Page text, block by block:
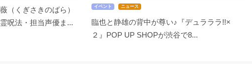
（くぎさきのばら）
呪法・担当声優ま...
イベント ニュース
臨也と静雄の背中が尊い♪『デュラララ!!×
２』POP UP SHOPが渋谷で8...